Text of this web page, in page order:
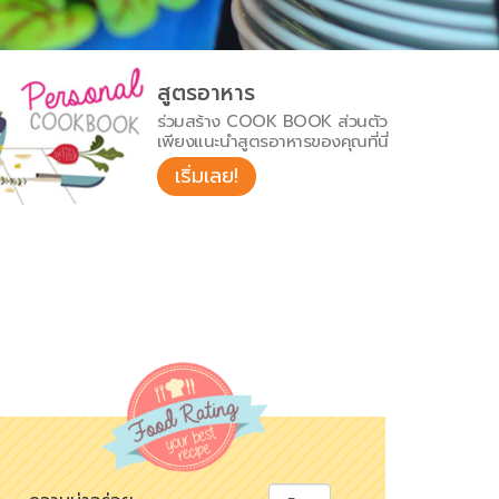
สูตรอาหาร
ร่วมสร้าง COOK BOOK ส่วนตัว
เพียงแนะนำสูตรอาหารของคุณที่นี่
เริ่มเลย!